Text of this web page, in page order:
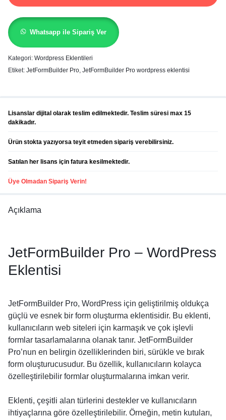
Whatsapp ile Sipariş Ver
Kategori: Wordpress Eklentileri
Etiket: JetFormBuilder Pro, JetFormBuilder Pro wordpress eklentisi
Lisanslar dijital olarak teslim edilmektedir. Teslim süresi max 15
dakikadır.
Ürün stokta yazıyorsa teyit etmeden sipariş verebilirsiniz.
Satılan her lisans için fatura kesilmektedir.
Üye Olmadan Sipariş Verin!
Açıklama
JetFormBuilder Pro – WordPress
Eklentisi
JetFormBuilder Pro, WordPress için geliştirilmiş oldukça
güçlü ve esnek bir form oluşturma eklentisidir. Bu eklenti,
kullanıcıların web siteleri için karmaşık ve çok işlevli
formlar tasarlamalarına olanak tanır. JetFormBuilder
Pro’nun en belirgin özelliklerinden biri, sürükle ve bırak
form oluşturucusudur. Bu özellik, kullanıcıların kolayca
özelleştirilebilir formlar oluşturmalarına imkan verir.
Eklenti, çeşitli alan türlerini destekler ve kullanıcıların
ihtiyaçlarına göre özelleştirilebilir. Örneğin, metin kutuları,